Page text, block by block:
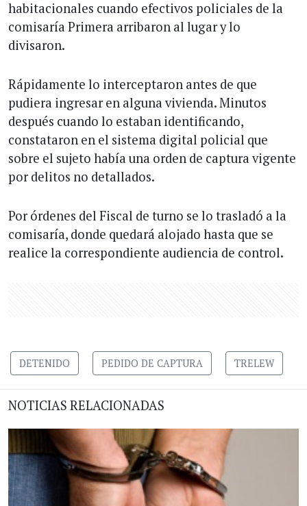
habitacionales cuando efectivos policiales de la
comisaría Primera arribaron al lugar y lo
divisaron.
Rápidamente lo interceptaron antes de que
pudiera ingresar en alguna vivienda. Minutos
después cuando lo estaban identificando,
constataron en el sistema digital policial que
sobre el sujeto había una orden de captura vigente
por delitos no detallados.
Por órdenes del Fiscal de turno se lo trasladó a la
comisaría, donde quedará alojado hasta que se
realice la correspondiente audiencia de control.
DETENIDO PEDIDO DE CAPTURA TRELEW
NOTICIAS RELACIONADAS